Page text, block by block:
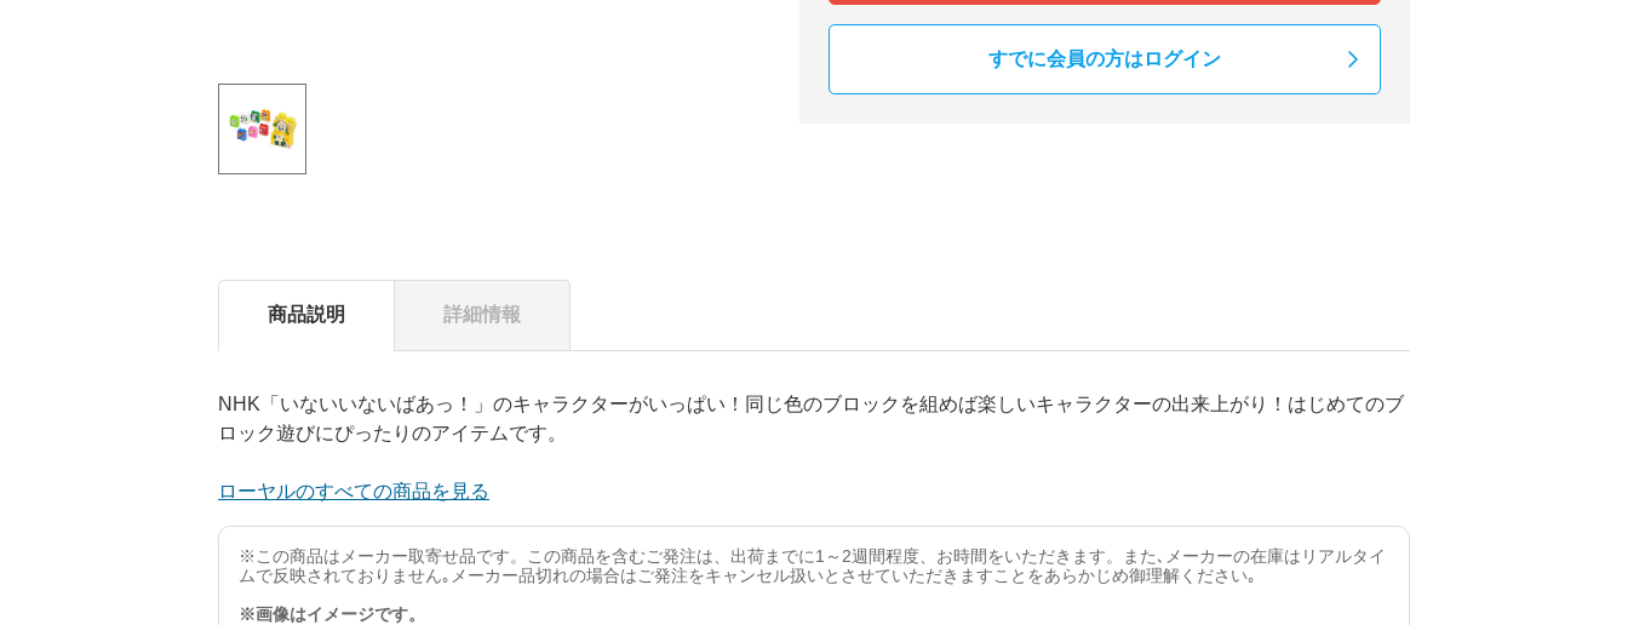
すでに会員の方はログイン
商品説明 詳細情報
NHK「いないいないばあっ！」のキャラクターがいっぱい！同じ色のブロックを組めば楽しいキャラクターの出来上がり！はじめてのブ
ロック遊びにぴったりのアイテムです。
ローヤルのすべての商品を見る
※この商品はメーカー取寄せ品です。この商品を含むご発注は、出荷までに1～2週間程度、お時間をいただきます。また､メーカーの在庫はリアルタイ
ムで反映されておりません｡メーカー品切れの場合はご発注をキャンセル扱いとさせていただきますことをあらかじめ御理解ください｡
※画像はイメージです。